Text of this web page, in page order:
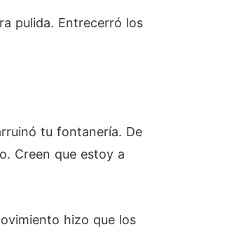
pulida. Entrecerró los
tu fontanería. De
Creen que estoy a
hizo que los